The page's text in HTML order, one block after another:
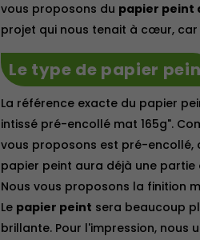
vous proposons du papier peint
projet qui nous tenait à cœur,
Le type de papier
La référence exacte du papier
intissé pré-encollé mat 165g".
vous proposons est pré-encollé,
papier peint aura déjà une
Nous vous proposons la finition
Le papier peint sera beaucoup
brillante. Pour l'impression, nous